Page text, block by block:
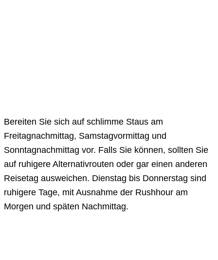
Bereiten Sie sich auf schlimme Staus am
Freitagnachmittag, Samstagvormittag und
Sonntagnachmittag vor. Falls Sie können, sollten Sie
auf ruhigere Alternativrouten oder gar einen anderen
Reisetag ausweichen. Dienstag bis Donnerstag sind
ruhigere Tage, mit Ausnahme der Rushhour am
Morgen und späten Nachmittag.